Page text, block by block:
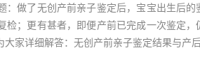
做了无创产前亲子鉴定后，宝宝出生后的
检；更有甚者，即便产前已完成一次鉴定
家详细解答：无创产前亲子鉴定结果与产